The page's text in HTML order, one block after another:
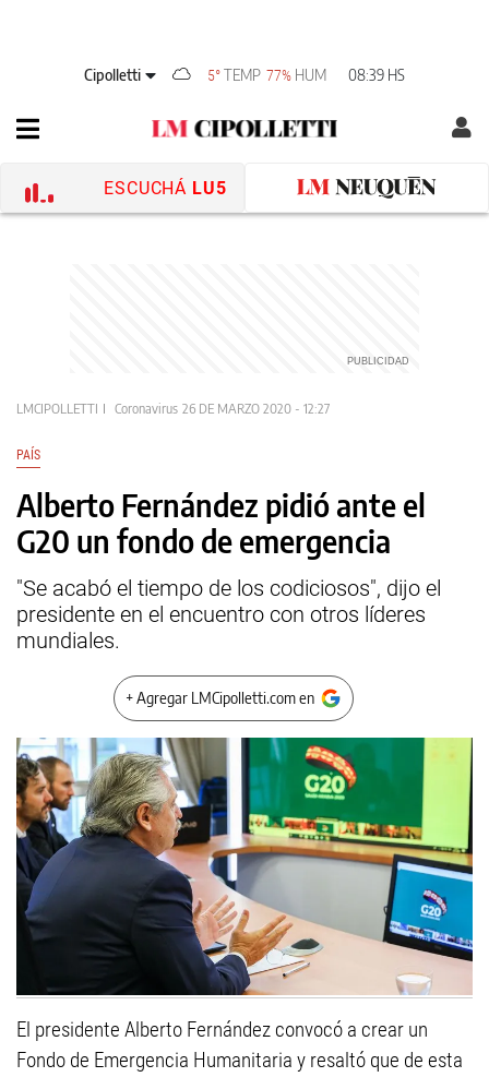
Cipolletti 5° TEMP 77% HUM 08:39 HS
ESCUCHÁ LU5
LMCIPOLLETTI Coronavirus 26 DE MARZO 2020 - 12:27
PAÍS
Alberto Fernández pidió ante el
G20 un fondo de emergencia
"Se acabó el tiempo de los codiciosos", dijo el
presidente en el encuentro con otros líderes
mundiales.
+ Agregar LMCipolletti.com en
El presidente Alberto Fernández convocó a crear un
Fondo de Emergencia Humanitaria y resaltó que de esta